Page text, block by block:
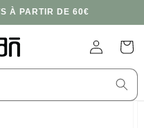
À PARTIR DE 60€
ConnexionPanier